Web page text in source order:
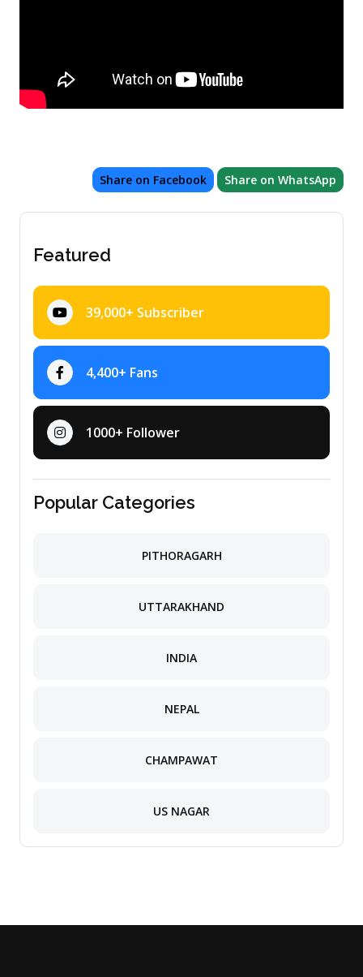
Share on Facebook Share on WhatsApp
Featured
39,000+ Subscriber
4,400+ Fans
1000+ Follower
Popular Categories
PITHORAGARH
UTTARAKHAND
INDIA
NEPAL
CHAMPAWAT
US NAGAR